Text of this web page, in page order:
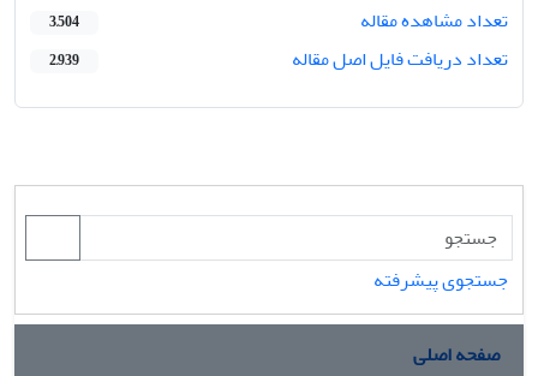
تعداد مشاهده مقاله
3,504
تعداد دریافت فایل اصل مقاله 2,939
جستجوی پیشرفته
صفحه اصلی